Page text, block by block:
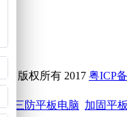
司 版权所有 2017 粤ICP
三防平板电脑 加固平